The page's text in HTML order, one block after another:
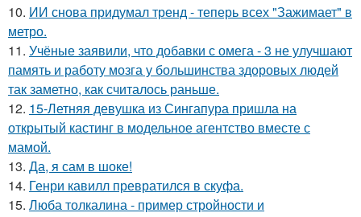
10. ИИ снова придумал тренд - теперь всех "Зажимает" в
метро.
11. Учёные заявили, что добавки с омега - 3 не улучшают
память и работу мозга у большинства здоровых людей
так заметно, как считалось раньше.
12. 15-Летняя девушка из Сингапура пришла на
открытый кастинг в модельное агентство вместе с
мамой.
13. Да, я сам в шоке!
14. Генри кавилл превратился в скуфа.
15. Люба толкалина - пример стройности и